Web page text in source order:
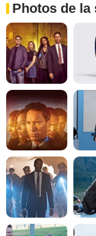
Photos de la